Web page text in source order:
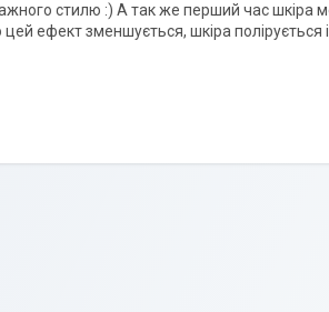
стилю :) А так же перший час шкіра
ефект зменшується, шкіра полірується